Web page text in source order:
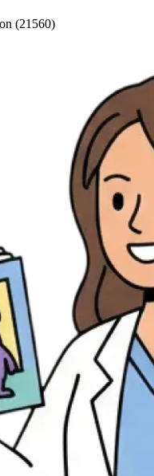
(21560)